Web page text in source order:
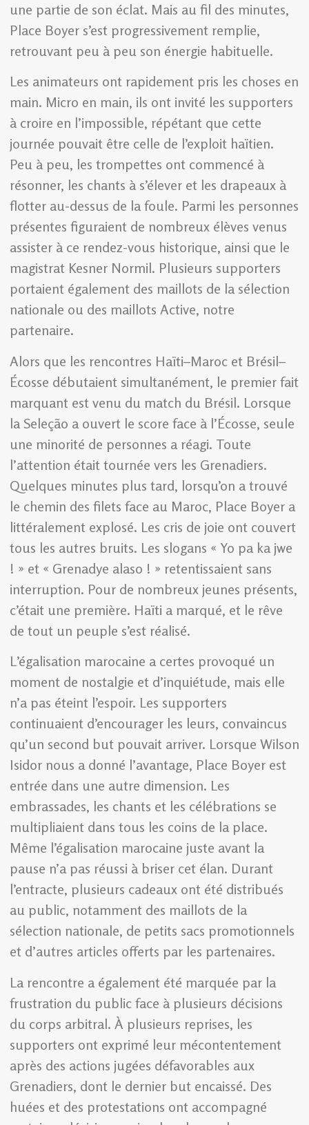
une partie de son éclat. Mais au fil des minutes,
Place Boyer s’est progressivement remplie,
retrouvant peu à peu son énergie habituelle.
Les animateurs ont rapidement pris les choses en
main. Micro en main, ils ont invité les supporters
à croire en l’impossible, répétant que cette
journée pouvait être celle de l’exploit haïtien.
Peu à peu, les trompettes ont commencé à
résonner, les chants à s’élever et les drapeaux à
flotter au-dessus de la foule. Parmi les personnes
présentes figuraient de nombreux élèves venus
assister à ce rendez-vous historique, ainsi que le
magistrat Kesner Normil. Plusieurs supporters
portaient également des maillots de la sélection
nationale ou des maillots Active, notre
partenaire.
Alors que les rencontres Haïti–Maroc et Brésil–
Écosse débutaient simultanément, le premier fait
marquant est venu du match du Brésil. Lorsque
la Seleção a ouvert le score face à l’Écosse, seule
une minorité de personnes a réagi. Toute
l’attention était tournée vers les Grenadiers.
Quelques minutes plus tard, lorsqu’on a trouvé
le chemin des filets face au Maroc, Place Boyer a
littéralement explosé. Les cris de joie ont couvert
tous les autres bruits. Les slogans « Yo pa ka jwe
! » et « Grenadye alaso ! » retentissaient sans
interruption. Pour de nombreux jeunes présents,
c’était une première. Haïti a marqué, et le rêve
de tout un peuple s’est réalisé.
L’égalisation marocaine a certes provoqué un
moment de nostalgie et d’inquiétude, mais elle
n’a pas éteint l’espoir. Les supporters
continuaient d’encourager les leurs, convaincus
qu’un second but pouvait arriver. Lorsque Wilson
Isidor nous a donné l’avantage, Place Boyer est
entrée dans une autre dimension. Les
embrassades, les chants et les célébrations se
multipliaient dans tous les coins de la place.
Même l’égalisation marocaine juste avant la
pause n’a pas réussi à briser cet élan. Durant
l’entracte, plusieurs cadeaux ont été distribués
au public, notamment des maillots de la
sélection nationale, de petits sacs promotionnels
et d’autres articles offerts par les partenaires.
La rencontre a également été marquée par la
frustration du public face à plusieurs décisions
du corps arbitral. À plusieurs reprises, les
supporters ont exprimé leur mécontentement
après des actions jugées défavorables aux
Grenadiers, dont le dernier but encaissé. Des
huées et des protestations ont accompagné